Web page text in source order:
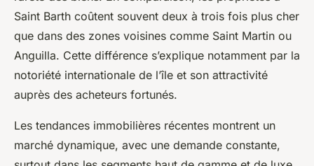
Saint Barth coûtent souvent deux à trois fois plus cher
que dans des zones voisines comme Saint Martin ou
Anguilla. Cette différence s’explique notamment par la
notoriété internationale de l’île et son attractivité
auprès des acheteurs fortunés.
Les tendances immobilières récentes montrent un
marché dynamique, avec une demande constante,